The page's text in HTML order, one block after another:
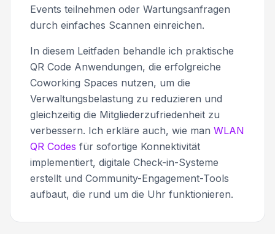
Events teilnehmen oder Wartungsanfragen
durch einfaches Scannen einreichen.
In diesem Leitfaden behandle ich praktische
QR Code Anwendungen, die erfolgreiche
Coworking Spaces nutzen, um die
Verwaltungsbelastung zu reduzieren und
gleichzeitig die Mitgliederzufriedenheit zu
verbessern. Ich erkläre auch, wie man WLAN
QR Codes für sofortige Konnektivität
implementiert, digitale Check-in-Systeme
erstellt und Community-Engagement-Tools
aufbaut, die rund um die Uhr funktionieren.